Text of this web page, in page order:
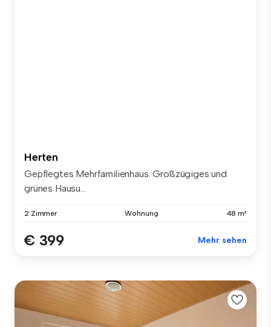
Herten
Gepflegtes Mehrfamilienhaus. Großzügiges und
grünes Hausu...
2 Zimmer Wohnung 48 m²
€ 399 Mehr sehen